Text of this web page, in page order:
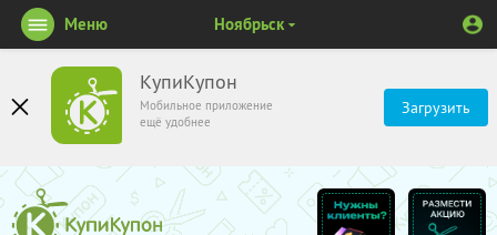
КупиКупон
Мобильное приложение
ещё удобнее
Загрузить
Меню Ноябрьск